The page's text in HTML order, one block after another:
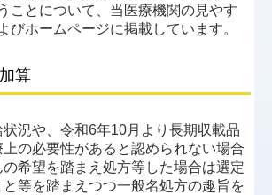
ことについて、当医療機関の見やす
びホームページに掲載しています。
算
状況や、令和6年10月より長期収載品
の必要性があると認められない場合
希望を踏まえ処方等した場合は選定
等を踏まえつつ一般名処方の趣旨を